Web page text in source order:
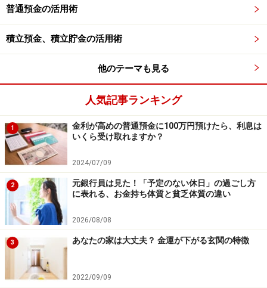
【編集部からのお知らせ】
・「家計」について、アンケート（2026/8/31まで）
を実施
中です！
※謝礼付きの限定アンケートやモニター企画に参加が可能に
なります
普通預金の活用術
積立預金、積立貯金の活用術
他のテーマも見る
人気記事ランキング
1
金利が高めの普通預金に100万円預けたら、利息は
いくら受け取れますか？
2024/07/09
2
元銀行員は見た！「予定のない休日」の過ごし方
に表れる、お金持ち体質と貧乏体質の違い
2026/08/08
3 あなたの家は大丈夫？ 金運が下がる玄関の特徴
2022/09/09